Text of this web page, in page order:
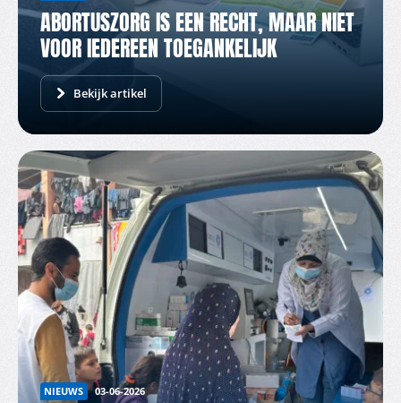
ABORTUSZORG IS EEN RECHT, MAAR NIET
VOOR IEDEREEN TOEGANKELIJK
Bekijk artikel
NIEUWS 03-06-2026